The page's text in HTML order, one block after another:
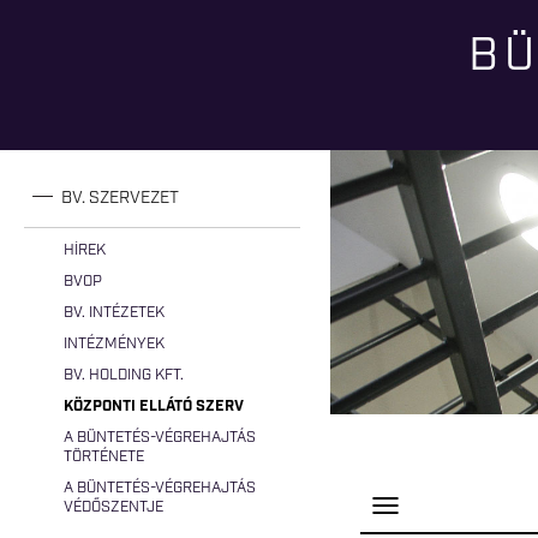
BV. SZERVEZET
HÍREK
BVOP
BV. INTÉZETEK
INTÉZMÉNYEK
BV. HOLDING KFT.
KÖZPONTI ELLÁTÓ SZERV
A BÜNTETÉS-VÉGREHAJTÁS
TÖRTÉNETE
A BÜNTETÉS-VÉGREHAJTÁS
VÉDŐSZENTJE
P